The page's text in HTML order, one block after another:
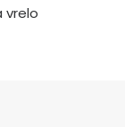
vrelo